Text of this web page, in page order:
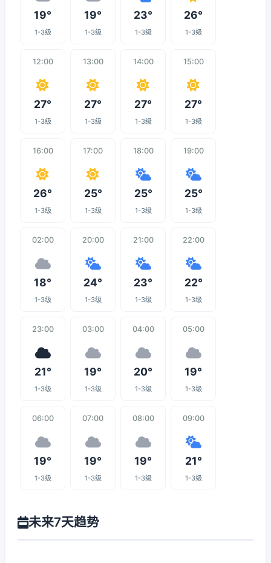
19°
1-3级
19°
1-3级
23°
1-3级
26°
1-3级
12:00
27°
1-3级
13:00
27°
1-3级
14:00
27°
1-3级
15:00
27°
1-3级
16:00
26°
1-3级
17:00
25°
1-3级
18:00
25°
1-3级
19:00
25°
1-3级
02:00
18°
1-3级
20:00
24°
1-3级
21:00
23°
1-3级
22:00
22°
1-3级
23:00
21°
1-3级
03:00
19°
1-3级
04:00
20°
1-3级
05:00
19°
1-3级
06:00
19°
1-3级
07:00
19°
1-3级
08:00
19°
1-3级
09:00
21°
1-3级
未来7天趋势